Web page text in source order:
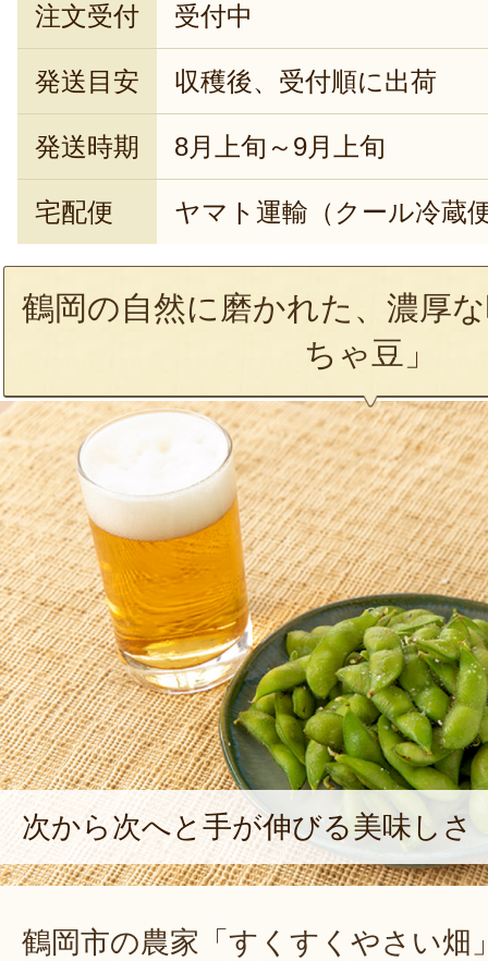
注文受付 受付中
発送目安 収穫後、受付順に出荷
発送時期 8月上旬～9月上旬
宅配便 ヤマト運輸（クール冷蔵
鶴岡の自然に磨かれた、濃厚
ちゃ豆」
次から次へと手が伸びる美味しさ
鶴岡市の農家「すくすくやさい畑